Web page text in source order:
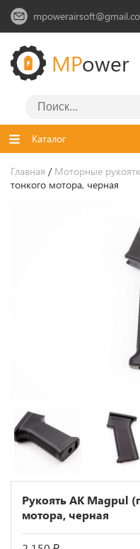
MPower
Каталог
Главная / Моторные
тонкого мотора, черная
Рукоять АК Magpul
мотора, черная